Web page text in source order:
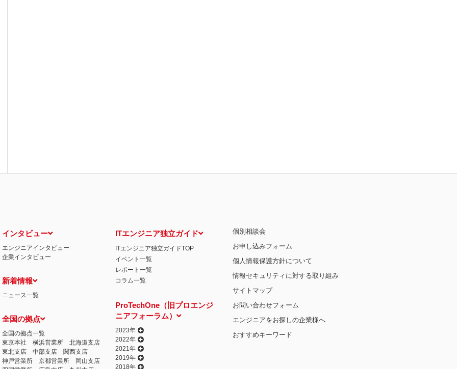
インタビュー
エンジニアインタビュー
企業インタビュー
新着情報
ニュース一覧
全国の拠点
全国の拠点一覧
東京本社
横浜営業所
北海道支店
東北支店
中部支店
関西支店
神戸営業所
京都営業所
岡山支店
ITエンジニア独立ガイド
ITエンジニア独立ガイドTOP
イベント一覧
レポート一覧
コラム一覧
ProTechOne（旧プロエンジ
ニアフォーラム）
2023年
2022年
2021年
2019年
2018年
個別相談会
お申し込みフォーム
個人情報保護方針について
情報セキュリティに対する取り組み
サイトマップ
お問い合わせフォーム
エンジニアをお探しの企業様へ
おすすめキーワード